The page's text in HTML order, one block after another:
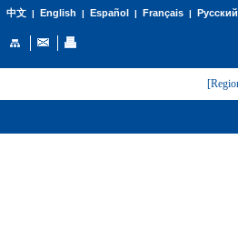
中文| English | Español | Français| Русский